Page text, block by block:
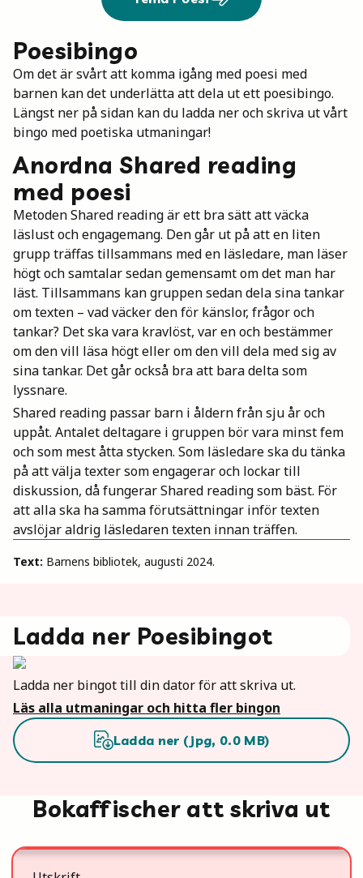
Poesibingo
Om det är svårt att komma igång med poesi med
barnen kan det underlätta att dela ut ett poesibingo.
Längst ner på sidan kan du ladda ner och skriva ut vårt
bingo med poetiska utmaningar!
Anordna Shared reading
med poesi
Metoden Shared reading är ett bra sätt att väcka
läslust och engagemang. Den går ut på att en liten
grupp träffas tillsammans med en läsledare, man läser
högt och samtalar sedan gemensamt om det man har
läst. Tillsammans kan gruppen sedan dela sina tankar
om texten – vad väcker den för känslor, frågor och
tankar? Det ska vara kravlöst, var en och bestämmer
om den vill läsa högt eller om den vill dela med sig av
sina tankar. Det går också bra att bara delta som
lyssnare.
Shared reading passar barn i åldern från sju år och
uppåt. Antalet deltagare i gruppen bör vara minst fem
och som mest åtta stycken. Som läsledare ska du tänka
på att välja texter som engagerar och lockar till
diskussion, då fungerar Shared reading som bäst. För
att alla ska ha samma förutsättningar inför texten
avslöjar aldrig läsledaren texten innan träffen.
Text: Barnens bibliotek, augusti 2024.
Ladda ner Poesibingot
Ladda ner bingot till din dator för att skriva ut.
Läs alla utmaningar och hitta fler bingon
Ladda ner ( jpg, 0.0MB)
Bokaffischer att skriva ut